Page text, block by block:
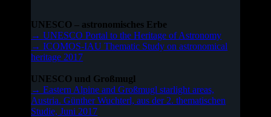
UNESCO – astronomisches Erbe
→ UNESCO Portal to the Heritage of Astronomy
→ ICOMOS-IAU Thematic Study on astronomical
heritage 2017
UNESCO und Großmugl
→ Eastern Alpine and Großmugl starlight areas,
Austria. Günther Wuchterl, aus der 2. thematischen
Studie, Juni 2017